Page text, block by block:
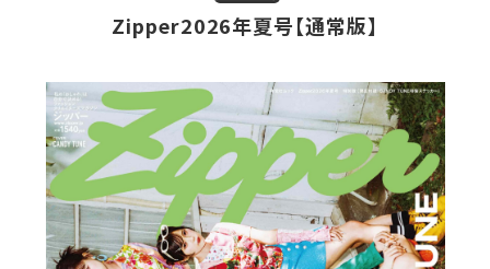
Zipper2026年夏号【通常版】